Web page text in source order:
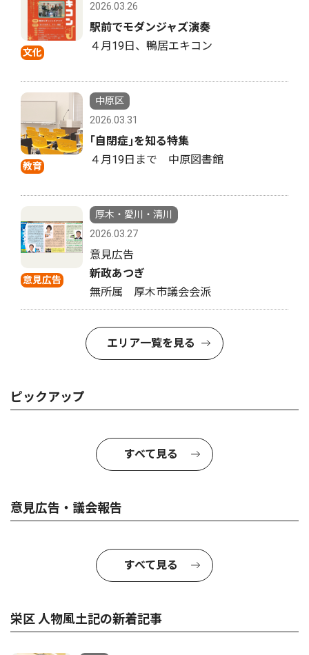
文化
2026.03.26
駅前でモダンジャズ演奏
４月19日、鴨居エキコン
教育
中原区
2026.03.31
｢自閉症｣を知る特集
４月19日まで 中原図書館
意見広告
厚木・愛川・清川
2026.03.27
意見広告
新政あつぎ
無所属 厚木市議会会派
エリア一覧を見る
ピックアップ
すべて見る
意見広告・議会報告
すべて見る
栄区 人物風土記の新着記事